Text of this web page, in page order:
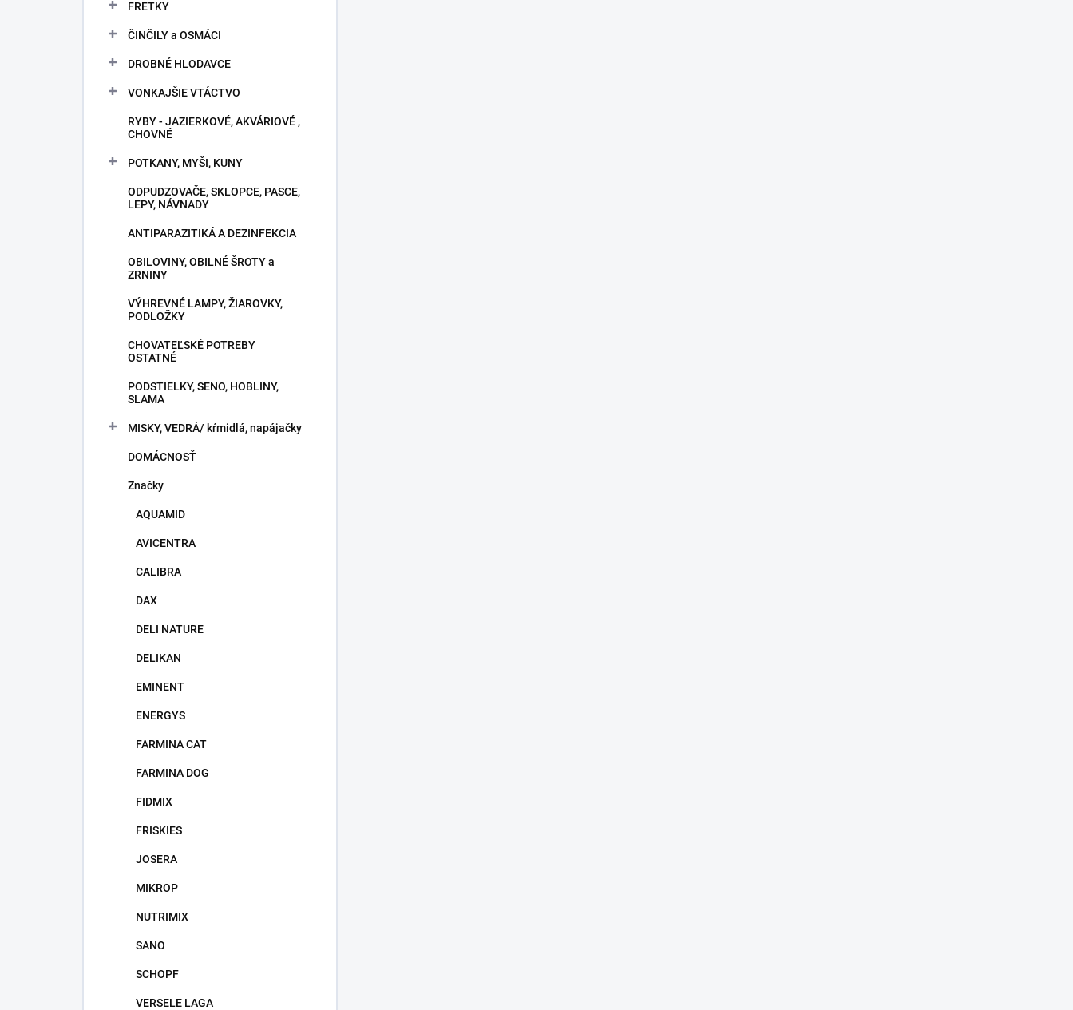
FRETKY
ČINČILY a OSMÁCI
DROBNÉ HLODAVCE
VONKAJŠIE VTÁCTVO
RYBY - JAZIERKOVÉ, AKVÁRIOVÉ ,
CHOVNÉ
POTKANY, MYŠI, KUNY
ODPUDZOVAČE, SKLOPCE, PASCE,
LEPY, NÁVNADY
ANTIPARAZITIKÁ A DEZINFEKCIA
OBILOVINY, OBILNÉ ŠROTY a
ZRNINY
VÝHREVNÉ LAMPY, ŽIAROVKY,
PODLOŽKY
CHOVATEĽSKÉ POTREBY
OSTATNÉ
PODSTIELKY, SENO, HOBLINY,
SLAMA
MISKY, VEDRÁ/ kŕmidlá, napájačky
DOMÁCNOSŤ
Značky
AQUAMID
AVICENTRA
CALIBRA
DAX
DELI NATURE
DELIKAN
EMINENT
ENERGYS
FARMINA CAT
FARMINA DOG
FIDMIX
FRISKIES
JOSERA
MIKROP
NUTRIMIX
SANO
SCHOPF
VERSELE LAGA